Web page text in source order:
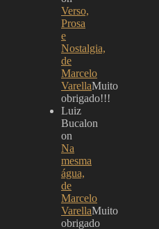
Verso,
Prosa
e
Nostalgia,
de
Marcelo
VarellaMuito
obrigado!!!
Luiz
Bucalon
on
Na
mesma
água,
de
Marcelo
VarellaMuito
obrigado